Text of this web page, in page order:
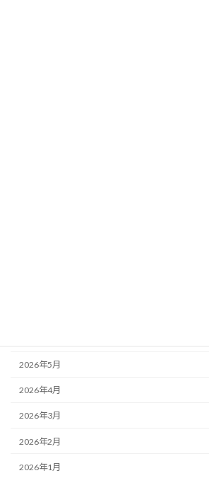
2026年5月
2026年4月
2026年3月
2026年2月
2026年1月